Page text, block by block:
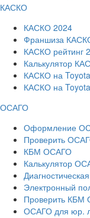
КАСКО
КАСКО 2024
Франшиза
КАСКО рейтинг
Калькулятор
КАСКО на
КАСКО на
ОСАГО
Оформление
Проверить
КБМ ОСАГО
Калькулятор
Электронный
Проверить
ОСАГО для юр.